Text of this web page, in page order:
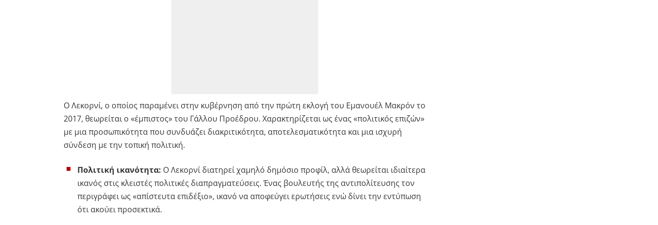
Ο Λεκορνί, ο οποίος παραμένει στην κυβέρνηση από την πρώτη εκλογή του Εμανουέλ Μακρόν το
2017, θεωρείται ο «έμπιστος» του Γάλλου Προέδρου. Χαρακτηρίζεται ως ένας «πολιτικός επιζών»
με μια προσωπικότητα που συνδυάζει διακριτικότητα, αποτελεσματικότητα και μια ισχυρή
σύνδεση με την τοπική πολιτική.
Πολιτική ικανότητα: Ο Λεκορνί διατηρεί χαμηλό δημόσιο προφίλ, αλλά θεωρείται ιδιαίτερα
ικανός στις κλειστές πολιτικές διαπραγματεύσεις. Ένας βουλευτής της αντιπολίτευσης τον
περιγράφει ως «απίστευτα επιδέξιο», ικανό να αποφεύγει ερωτήσεις ενώ δίνει την εντύπωση
ότι ακούει προσεκτικά.